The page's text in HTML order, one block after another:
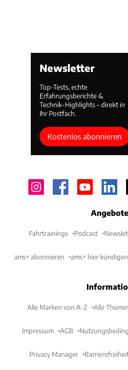
Newsletter
Top-Tests, echte
Erfahrungsberichte &
Technik-Highlights – direkt in
Ihr Postfach.
Kostenlos abonnieren
Angebote
Fahrtrainings Podcast
ams+ abonnieren ams+ hier kündigen
Alle Marken von A-Z Alle
Impressum AGB
Privacy Manager